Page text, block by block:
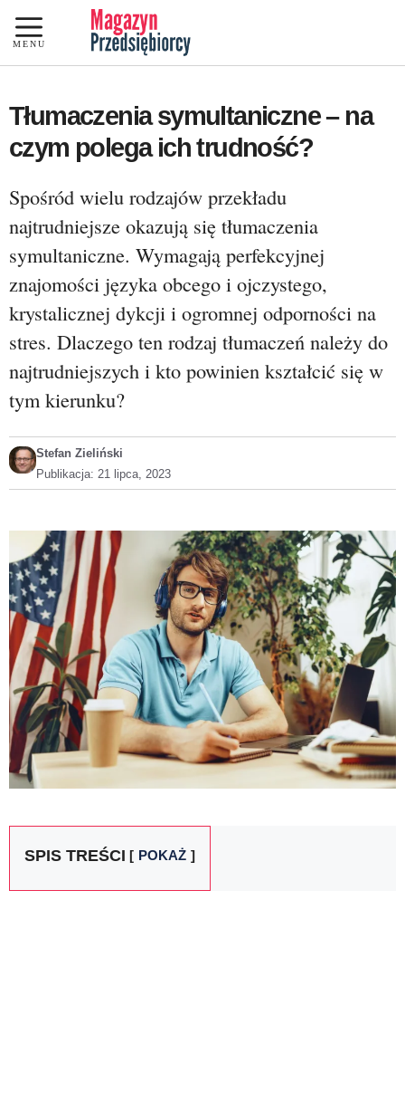
Przejdź
do
treści
MENU
Tłumaczenia symultaniczne – na
czym polega ich trudność?
Spośród wielu rodzajów przekładu
najtrudniejsze okazują się tłumaczenia
symultaniczne. Wymagają perfekcyjnej
znajomości języka obcego i ojczystego,
krystalicznej dykcji i ogromnej odporności na
stres. Dlaczego ten rodzaj tłumaczeń należy do
najtrudniejszych i kto powinien kształcić się w
tym kierunku?
Stefan Zieliński
Publikacja: 21 lipca, 2023
SPIS TREŚCI POKAŻ